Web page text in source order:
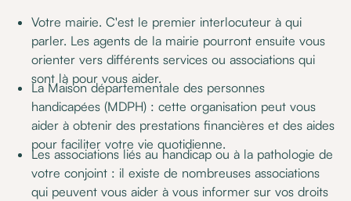
Votre mairie. C'est le premier interlocuteur à qui
parler. Les agents de la mairie pourront ensuite vous
orienter vers différents services ou associations qui
sont là pour vous aider.
La Maison départementale des personnes
handicapées (MDPH) : cette organisation peut vous
aider à obtenir des prestations financières et des aides
pour faciliter votre vie quotidienne.
Les associations liés au handicap ou à la pathologie de
votre conjoint : il existe de nombreuses associations
qui peuvent vous aider à vous informer sur vos droits